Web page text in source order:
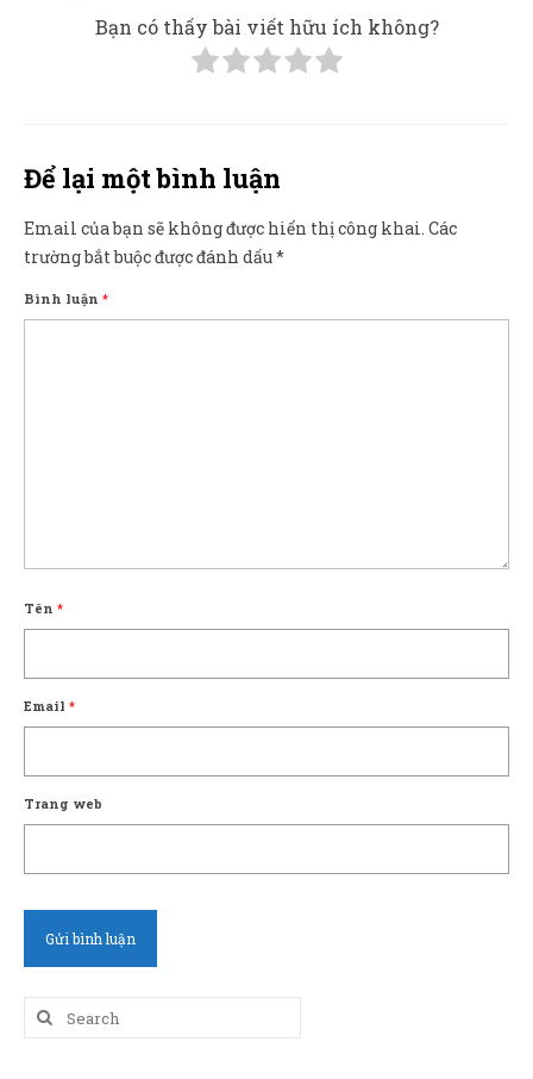
Bạn có thấy bài viết hữu ích không?
Để lại một bình luận
Email của bạn sẽ không được hiển thị công khai. Các
trường bắt buộc được đánh dấu*
Bình luận *
Tên *
Email *
Trang web
Search
for: